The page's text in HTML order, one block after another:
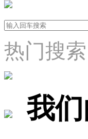
热门搜
我